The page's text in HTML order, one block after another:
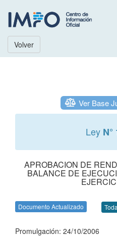
Volver
Ver Base
Ley N°
APROBACION DE
BALANCE DE
Documento Actualizado
Promulgación: 24/10/2006